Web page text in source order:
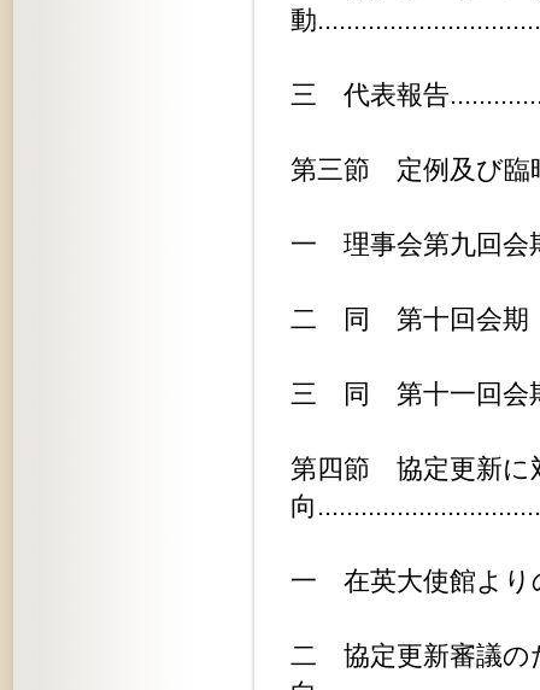
動
三 代表報告
第三節 定例及び臨
一 理事会第九回会
二 同 第十回会期（
三 同 第十一回会期
第四節 協定更新に
向
一 在英大使館より
二 協定更新審議の